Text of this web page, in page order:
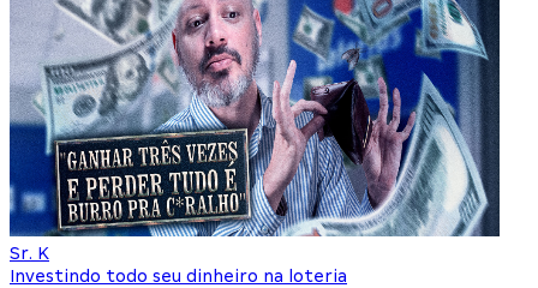
Sr. K
Investindo todo seu dinheiro na loteria